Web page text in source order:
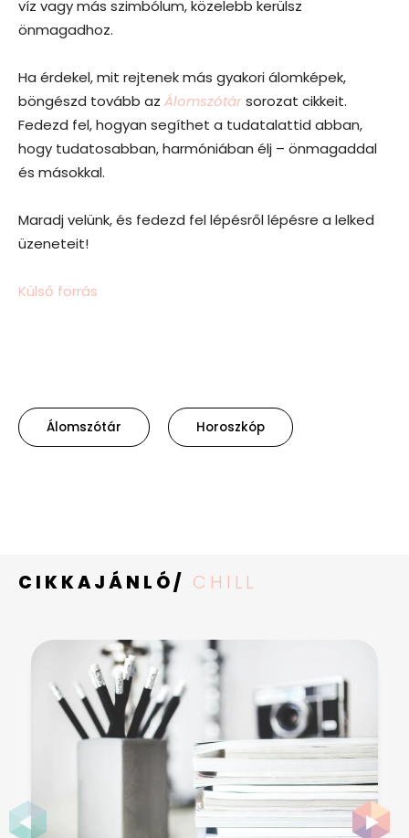
víz vagy más szimbólum, közelebb kerülsz
önmagadhoz.
Ha érdekel, mit rejtenek más gyakori álomképek,
böngészd tovább az Álomszótársorozat cikkeit.
Fedezd fel, hogyan segíthet a tudatalattid abban,
hogy tudatosabban, harmóniában élj – önmagaddal
és másokkal.
Maradj velünk, és fedezd fel lépésről lépésre a lelked
üzeneteit!
Külső forrás
Álomszótár Horoszkóp
CIKKAJÁNLÓ/ CHILL